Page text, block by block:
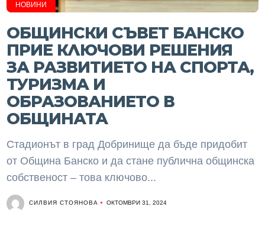
НОВИНИ
ОБЩИНСКИ СЪВЕТ БАНСКО
ПРИЕ КЛЮЧОВИ РЕШЕНИЯ
ЗА РАЗВИТИЕТО НА СПОРТА,
ТУРИЗМА И
ОБРАЗОВАНИЕТО В
ОБЩИНАТА
Стадионът в град Добринище да бъде придобит
от Община Банско и да стане публична общинска
собственост – това ключово...
СИЛВИЯ СТОЯНОВА ОКТОМВРИ 31, 2024